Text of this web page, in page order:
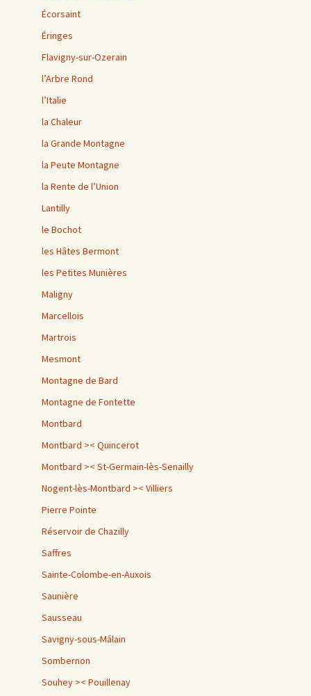
Écorsaint
Éringes
Flavigny-sur-Ozerain
l’Arbre Rond
l’Italie
la Chaleur
la Grande Montagne
la Peute Montagne
la Rente de l’Union
Lantilly
le Bochot
les Hâtes Bermont
les Petites Munières
Maligny
Marcellois
Martrois
Mesmont
Montagne de Bard
Montagne de Fontette
Montbard
Montbard >< Quincerot
Montbard >< St-Germain-lès-Senailly
Nogent-lès-Montbard >< Villiers
Pierre Pointe
Réservoir de Chazilly
Saffres
Sainte-Colombe-en-Auxois
Saunière
Sausseau
Savigny-sous-Mâlain
Sombernon
Souhey >< Pouillenay